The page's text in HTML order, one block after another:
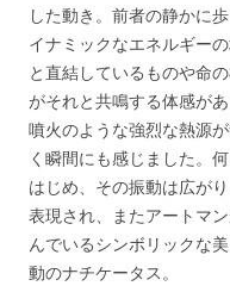
した動き。前者の静かに
イナミックなエネルギー
と直結しているものや命
がそれと共鳴する体感が
噴火のような強烈な熱源
く瞬間にも感じました。
はじめ、その振動は広が
表現され、またアートマ
んでいるシンボリックな
動のナチケータス。